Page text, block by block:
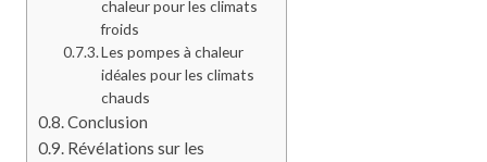
chaleur pour les climats
froids
Les pompes à chaleur
idéales pour les climats
chauds
Conclusion
Révélations sur les